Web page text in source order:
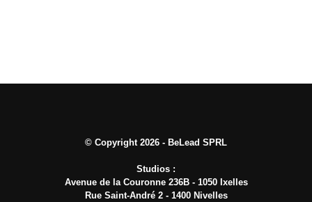
© Copyright 2026 - BeLead SPRL
Studios :
Avenue de la Couronne 236B - 1050 Ixelles
Rue Saint-André 2 - 1400 Nivelles